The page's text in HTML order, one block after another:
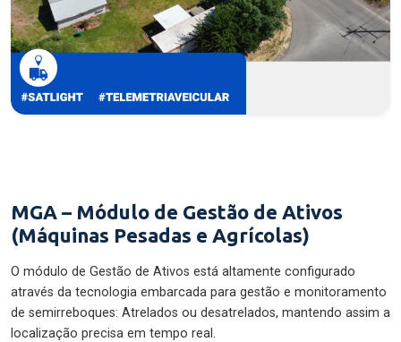
MGA – Módulo de Gestão de Ativos
(Máquinas Pesadas e Agrícolas)
O módulo de Gestão de Ativos está altamente configurado
através da tecnologia embarcada para gestão e monitoramento
de semirreboques: Atrelados ou desatrelados, mantendo assim a
localização precisa em tempo real.